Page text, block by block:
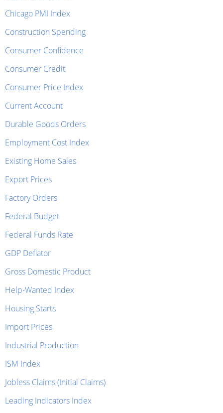
Chicago PMI Index
Construction Spending
Consumer Confidence
Consumer Credit
Consumer Price Index
Current Account
Durable Goods Orders
Employment Cost Index
Existing Home Sales
Export Prices
Factory Orders
Federal Budget
Federal Funds Rate
GDP Deflator
Gross Domestic Product
Help-Wanted Index
Housing Starts
Import Prices
Industrial Production
ISM Index
Jobless Claims (Initial Claims)
Leading Indicators Index